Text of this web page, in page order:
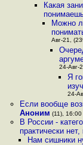
Какая
Можно
Авг-21,
24-Авг-
Я
24-
Если вообще
Аноним (11), 16:00
В России -
практически нет,
Нам сишники